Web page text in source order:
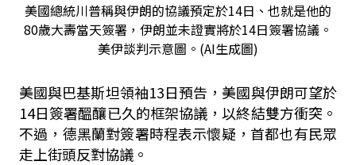
美國總統川普稱與伊朗的協議預定於14日、也就是他的
80歲大壽當天簽署，伊朗並未證實將於14日簽署協議。
美伊談判示意圖。(AI生成圖)
美國與巴基斯坦領袖13日預告，美國與伊朗可望於
14日簽署醞釀已久的框架協議，以終結雙方衝突。
不過，德黑蘭對簽署時程表示懷疑，首都也有民眾
走上街頭反對協議。